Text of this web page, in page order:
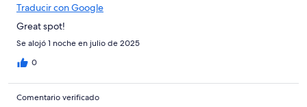
Traducir con Google
Great spot!
Se alojó 1 noche en julio de 2025
0
Comentario verificado